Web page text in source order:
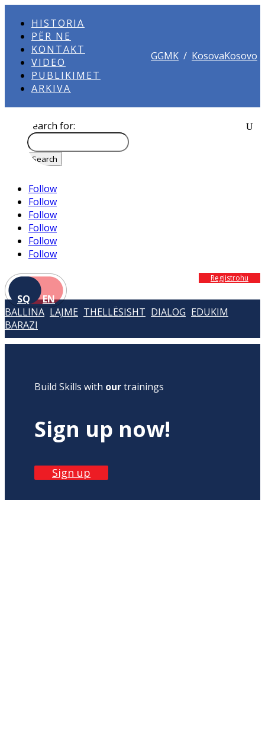
HISTORIA
PËR NE
KONTAKT
VIDEO
PUBLIKIMET
ARKIVA
GGMK / KosovaKosovo
Search for:
Follow
Follow
Follow
Follow
Follow
Follow
SQ EN
Regjistrohu
BALLINA LAJME THELLËSISHT DIALOG EDUKIM
BARAZI
Build Skills with ourtrainings
Sign up now!
Sign up